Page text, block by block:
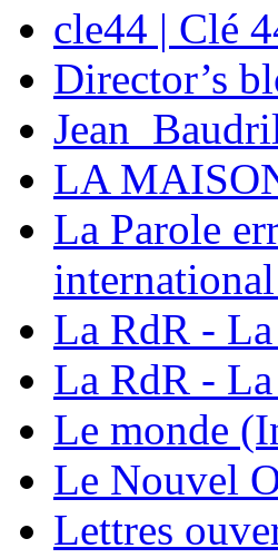
cle44 | Clé
Director’s
LA
La Parole
La RdR - La
La RdR - La
Le monde
Le Nouvel
Lettres